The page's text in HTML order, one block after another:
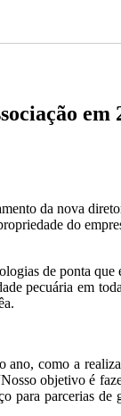
em
da nova
do
de ponta
pecuária em
como a
objetivo é
parcerias de